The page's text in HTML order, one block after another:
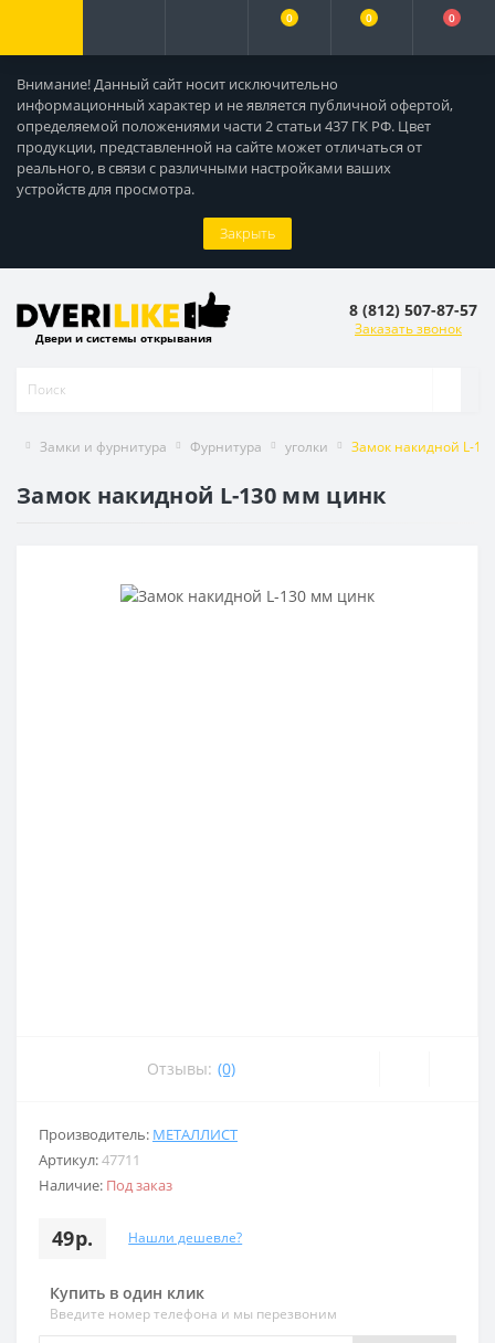
Внимание! Данный сайт носит исключительно
информационный характер и не является публичной офертой,
определяемой положениями части 2 статьи 437 ГК РФ. Цвет
продукции, представленной на сайте может отличаться от
реального, в связи с различными настройками ваших
устройств для просмотра.
Закрыть
0 0 0
Двери и системы открывания
8 (812) 507-87-57
Заказать звонок
Замки и фурнитура Фурнитура уголки Замок накидной L-
Замок накидной L-130 мм цинк
Отзывы: (0)
Производитель: МЕТАЛЛИСТ
Артикул:47711
Наличие: Под заказ
49р. Нашли дешевле?
Купить в один клик
Введите номер телефона и мы перезвоним